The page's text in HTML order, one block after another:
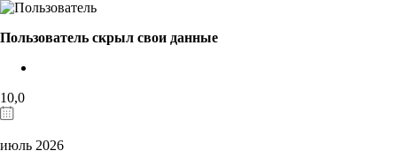
Пользователь скрыл свои данные
10,0
июль 2026